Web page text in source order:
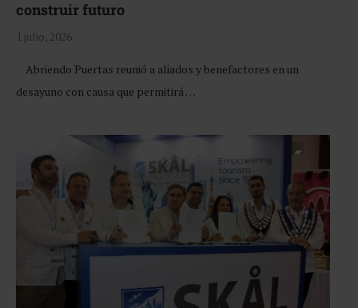
construir futuro
1 julio, 2026
Abriendo Puertas reunió a aliados y benefactores en un
desayuno con causa que permitirá …